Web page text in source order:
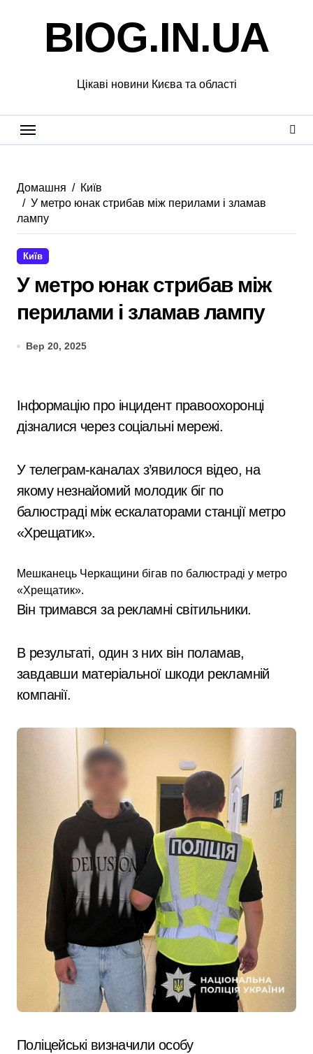
BIOG.IN.UA
Цікаві новини Києва та області
Домашня
Київ
У метро юнак стрибав між перилами і зламав
лампу
Київ
У метро юнак стрибав між
перилами і зламав лампу
Вер 20, 2025
Інформацію про інцидент правоохоронці
дізналися через соціальні мережі.
У телеграм-каналах з’явилося відео, на
якому незнайомий молодик біг по
балюстраді між ескалаторами станції метро
«Хрещатик».
Мешканець Черкащини бігав по балюстраді у метро
«Хрещатик».
Він тримався за рекламні світильники.
В результаті, один з них він поламав,
завдавши матеріальної шкоди рекламній
компанії.
Поліцейські визначили особу